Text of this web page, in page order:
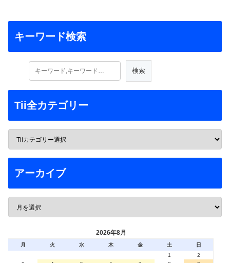
キーワード検索
Tii全カテゴリー
アーカイブ
2026年8月
月 火 水 木 金 土
日
1
2